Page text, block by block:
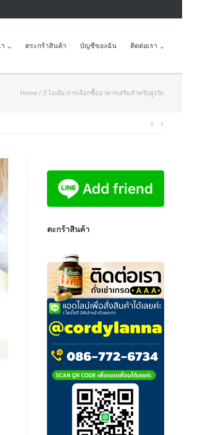
ตระกร้าสินค้า บัญชีของฉัน ติดต่อเรา
Home / 3 ไอเดีย การเลือกซื้ออาหารเสริมสำหรับสูงวัย
Post
ตะกร้าสินค้า